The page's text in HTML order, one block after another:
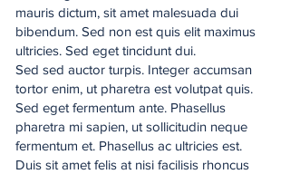
mauris dictum, sit amet malesuada dui
bibendum. Sed non est quis elit maximus
ultricies. Sed eget tincidunt dui.
Sed sed auctor turpis. Integer accumsan
tortor enim, ut pharetra est volutpat quis.
Sed eget fermentum ante. Phasellus
pharetra mi sapien, ut sollicitudin neque
fermentum et. Phasellus ac ultricies est.
Duis sit amet felis at nisi facilisis rhoncus